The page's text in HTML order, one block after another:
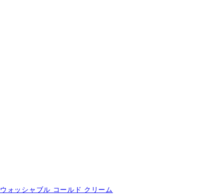
ウォッシャブル コールド クリーム